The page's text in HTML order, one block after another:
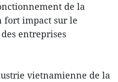
de la
impact sur le
entreprises
vietnamienne de la